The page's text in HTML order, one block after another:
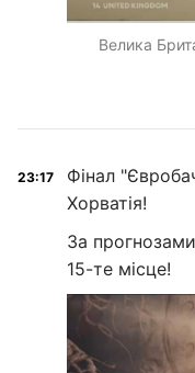
Велика
23:17
Фінал
Хорватія!
За
15-те місце!